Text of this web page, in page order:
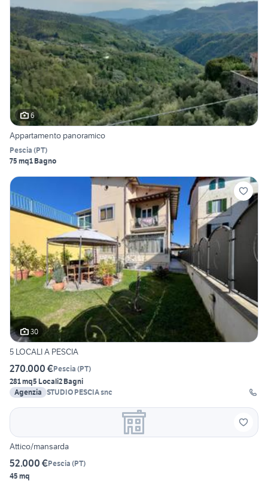
6
Appartamento panoramico
Pescia (PT)
75 mq1 Bagno
30
5 LOCALI A PESCIA
270.000 €Pescia (PT)
281 mq5 Locali2 Bagni
Agenzia STUDIO PESCIA snc
Attico/mansarda
52.000 €Pescia (PT)
45 mq